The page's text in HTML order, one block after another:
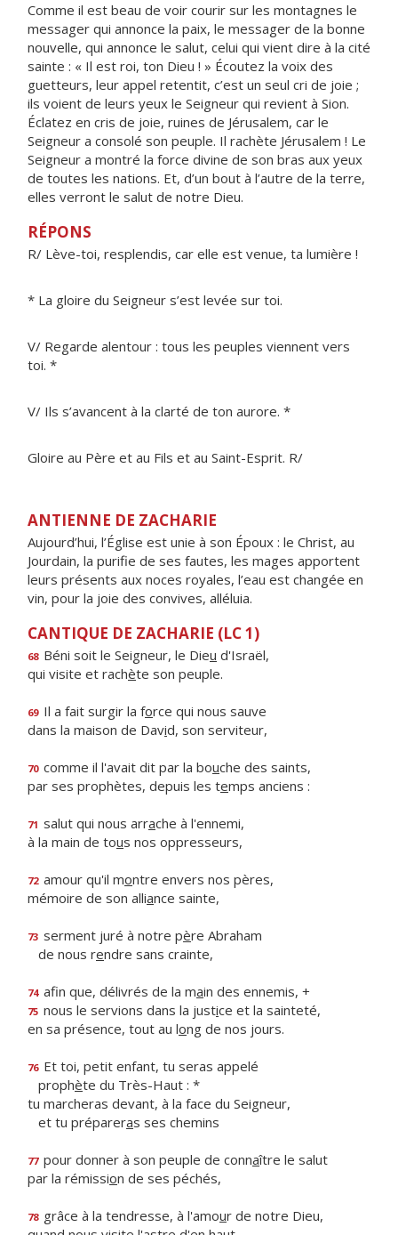
Comme il est beau de voir courir sur les montagnes le
messager qui annonce la paix, le messager de la bonne
nouvelle, qui annonce le salut, celui qui vient dire à la cité
sainte : « Il est roi, ton Dieu ! » Écoutez la voix des
guetteurs, leur appel retentit, c’est un seul cri de joie ;
ils voient de leurs yeux le Seigneur qui revient à Sion.
Éclatez en cris de joie, ruines de Jérusalem, car le
Seigneur a consolé son peuple. Il rachète Jérusalem ! Le
Seigneur a montré la force divine de son bras aux yeux
de toutes les nations. Et, d’un bout à l’autre de la terre,
elles verront le salut de notre Dieu.
RÉPONS
R/ Lève-toi, resplendis, car elle est venue, ta lumière !
* La gloire du Seigneur s’est levée sur toi.
V/ Regarde alentour : tous les peuples viennent vers
toi. *
V/ Ils s’avancent à la clarté de ton aurore. *
Gloire au Père et au Fils et au Saint-Esprit. R/
ANTIENNE DE ZACHARIE
Aujourd’hui, l’Église est unie à son Époux : le Christ, au
Jourdain, la purifie de ses fautes, les mages apportent
leurs présents aux noces royales, l’eau est changée en
vin, pour la joie des convives, alléluia.
CANTIQUE DE ZACHARIE (LC 1)
68 Béni soit le Seigneur, le Dieu d'Israël,
qui visite et rachète son peuple.
69 Il a fait surgir la force qui nous sauve
dans la maison de David, son serviteur,
70 comme il l'avait dit par la bouche des saints,
par ses prophètes, depuis les temps anciens :
71 salut qui nous arrache à l'ennemi,
à la main de tous nos oppresseurs,
72 amour qu'il montre envers nos pères,
mémoire de son alliance sainte,
73 serment juré à notre père Abraham
de nous rendre sans crainte,
74 afin que, délivrés de la main des ennemis, +
75 nous le servions dans la justice et la sainteté,
en sa présence, tout au long de nos jours.
76 Et toi, petit enfant, tu seras appelé
prophète du Très-Haut : *
tu marcheras devant, à la face du Seigneur,
et tu prépareras ses chemins
77 pour donner à son peuple de connaître le salut
par la rémission de ses péchés,
78 grâce à la tendresse, à l'amour de notre Dieu,